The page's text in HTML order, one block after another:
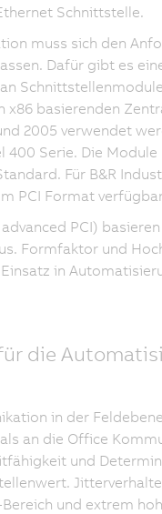
Schnittstelle.
muss sich den
Dafür gibt es
x86 basierenden
2005 verwendet
400 Serie. Die
Für B&R
PCI Format
PCI)
Formfaktor und
in
die
in der
an die Office
und
und extrem